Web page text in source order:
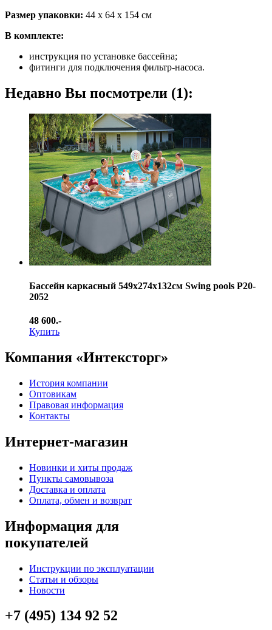
Размер упаковки: 44 х 64 х 154 см
В комплекте:
инструкция по установке бассейна;
фитинги для подключения фильтр-насоса.
Недавно Вы посмотрели (1):
Бассейн каркасный 549х274х132см Swing pools Р20-
2052
48 600.-
Купить
Компания «Интексторг»
История компании
Оптовикам
Правовая информация
Контакты
Интернет-магазин
Новинки и хиты продаж
Пункты самовывоза
Доставка и оплата
Оплата, обмен и возврат
Информация для
покупателей
Инструкции по эксплуатации
Статьи и обзоры
Новости
+7 (495) 134 92 52